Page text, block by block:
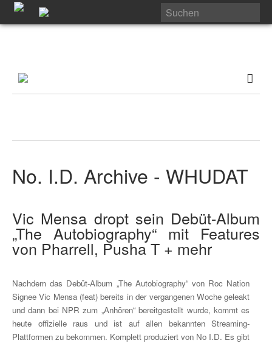
No. I.D. Archive - WHUDAT
Vic Mensa dropt sein Debüt-Album
„The Autobiography“ mit Features
von Pharrell, Pusha T + mehr
Nachdem das Debüt-Album „The Autobiography“ von Roc Nation
Signee Vic Mensa (feat) bereits in der vergangenen Woche geleakt
und dann bei NPR zum „Anhören“ bereitgestellt wurde, kommt es
heute offizielle raus und ist auf allen bekannten Streaming-
Plattformen zu bekommen. Komplett produziert von No I.D. Es gibt